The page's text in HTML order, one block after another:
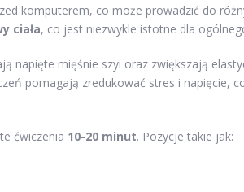
komputerem, co może prowadzić do
ciała, co jest niezwykle istotne dla
napięte mięśnie szyi oraz zwiększają
pomagają zredukować stres i napięcie,
ćwiczenia 10-20 minut. Pozycje takie jak: